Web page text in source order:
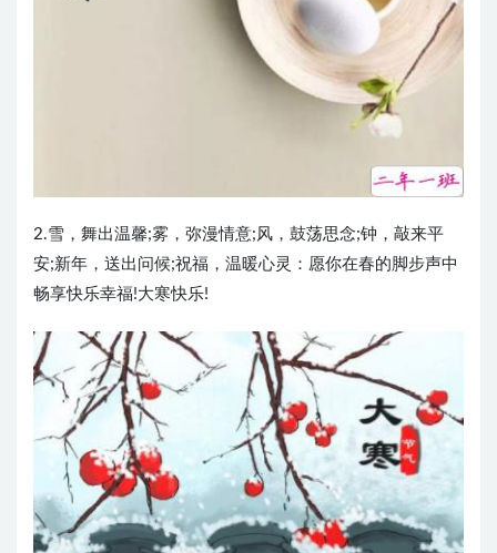
2.雪，舞出温馨;雾，弥漫情意;风，鼓荡思念;钟，敲来平
安;新年，送出问候;祝福，温暖心灵：愿你在春的脚步声中
畅享快乐幸福!大寒快乐!